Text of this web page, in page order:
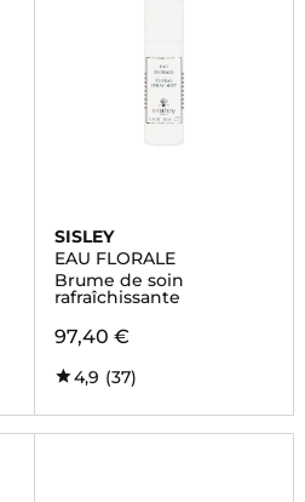
SISLEY
EAU FLORALE
Brume de soin
rafraîchissante
97,40 €
4,9 (37)